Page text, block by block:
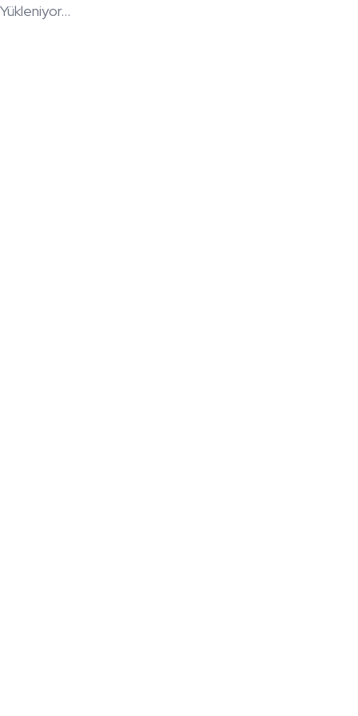
Yükleniyor...